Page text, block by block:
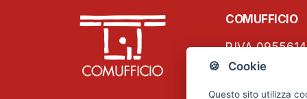
🍪 Cookie
Questo sito utilizza
COMUFFICIO
P.IVA
C.F.
Viale